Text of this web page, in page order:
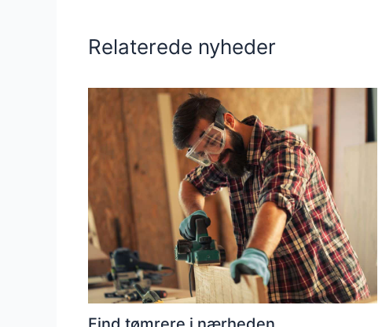
Relaterede nyheder